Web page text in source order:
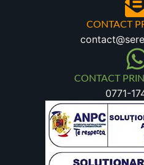
CONTACT
CONTACT
0771-